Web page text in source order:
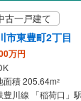
面積 142.52m
豊川線 「稲荷口」
古一戸建て
市東豊町2丁目
万円
面積 205.64m2
豊川線 「稲荷口」